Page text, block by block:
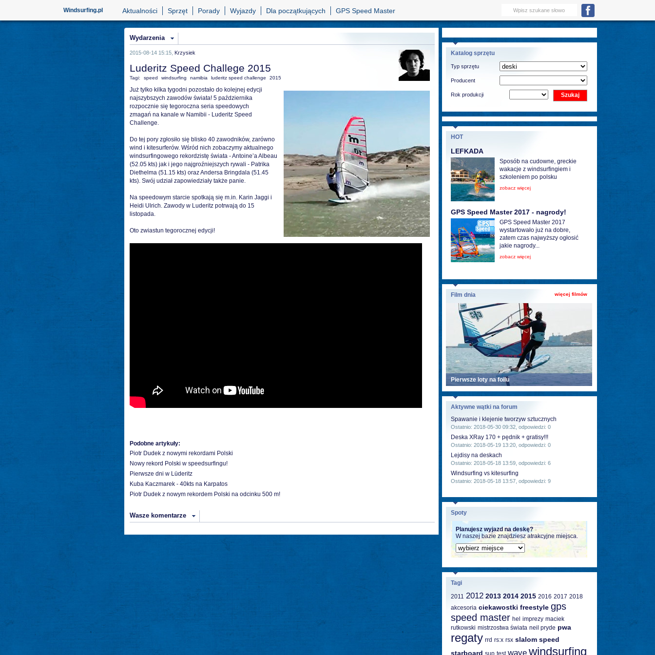
Windsurfing.pl Aktualności Sprzęt Porady Wyjazdy Dla początkujących GPS Speed Master
Wydarzenia
2015-08-14 15:15, Krzysiek
Luderitz Speed Challege 2015
Tagi: speed windsurfing namibia luderitz speed challenge 2015
Już tylko kilka tygodni pozostało do kolejnej edycji
najszybszych zawodów świata! 5 października
rozpocznie się tegoroczna seria speedowych
zmagań na kanale w Namibii - Luderitz Speed
Challenge.
Do tej pory zgłosiło się blisko 40 zawodników, zarówno
wind i kitesurferów. Wśród nich zobaczymy aktualnego
windsurfingowego rekordzistę świata - Antoine’a Albeau
(52.05 kts) jak i jego najgroźniejszych rywali - Patrika
Diethelma (51.15 kts) oraz Andersa Bringdala (51.45
kts). Swój udział zapowiedziały także panie.
Na speedowym starcie spotkają się m.in. Karin Jaggi i
Heidi Ulrich. Zawody w Luderitz potrwają do 15
listopada.
Oto zwiastun tegorocznej edycji!
Podobne artykuły:
Piotr Dudek z nowymi rekordami Polski
Nowy rekord Polski w speedsurfingu!
Pierwsze dni w Lüderitz
Kuba Kaczmarek - 40kts na Karpatos
Piotr Dudek z nowym rekordem Polski na odcinku 500 m!
Wasze komentarze
Katalog sprzętu
Typ sprzętu
Producent
Rok produkcji
HOT
LEFKADA
Sposób na cudowne, greckie
wakacje z windsurfingiem i
szkoleniem po polsku
zobacz więcej
GPS Speed Master 2017 - nagrody!
GPS Speed Master 2017
wystartowało już na dobre,
zatem czas najwyższy ogłosić
jakie nagrody...
zobacz więcej
więcej filmów
Film dnia
Pierwsze loty na foilu
Aktywne wątki na forum
Spawanie i klejenie tworzyw sztucznych
Ostatnio: 2018-05-30 09:32, odpowiedzi: 0
Deska XRay 170 + pędnik + gratisy!!!
Ostatnio: 2018-05-19 13:20, odpowiedzi: 0
Lejdisy na deskach
Ostatnio: 2018-05-18 13:59, odpowiedzi: 6
Windsurfing vs kitesurfing
Ostatnio: 2018-05-18 13:57, odpowiedzi: 9
Spoty
Planujesz wyjazd na deskę?
W naszej bazie znajdziesz atrakcyjne miejsca.
Tagi
2011 2012 2013 2014 2015 2016 2017 2018
akcesoria ciekawostki freestyle gps
speed master hel imprezy maciek
rutkowski mistrzostwa świata neil pryde pwa
regaty rrd rs:x rsx slalom speed
starboard sup test wave windsurfing